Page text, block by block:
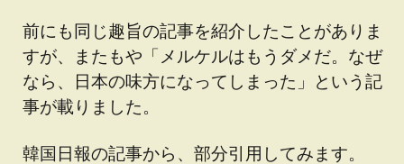
前にも同じ趣旨の記事を紹介したことがありま
すが、またもや「メルケルはもうダメだ。なぜ
なら、日本の味方になってしまった」という記
事が載りました。
韓国日報の記事から、部分引用してみます。